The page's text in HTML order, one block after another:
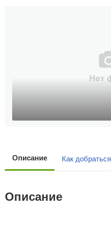
Описание Как добраться
Описание